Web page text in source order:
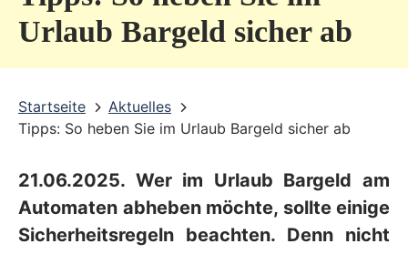
Urlaub Bargeld sicher ab
Startseite
Aktuelles
Tipps: So heben Sie im Urlaub Bargeld sicher ab
21.06.2025. Wer im Urlaub Bargeld am
Automaten abheben möchte, sollte einige
Sicherheitsregeln beachten. Denn nicht